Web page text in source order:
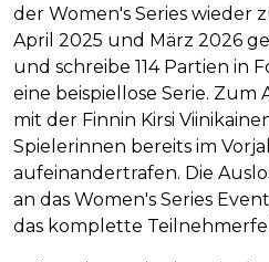
der Women's Series wieder
April 2025 und März 2026
und schreibe 114 Partien in
eine beispiellose Serie.
mit der Finnin Kirsi
Spielerinnen bereits im
aufeinandertrafen. Die
an das Women's Series
das komplette